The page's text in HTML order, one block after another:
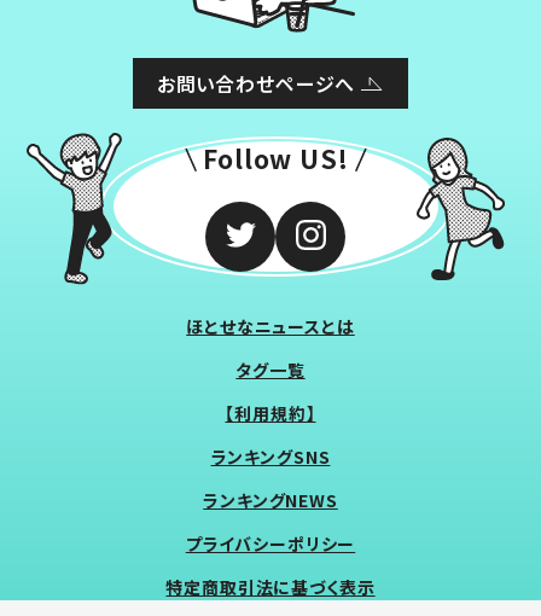
お問い合わせページへ
Follow US!
ほとせなニュースとは
タグ一覧
【利用規約】
ランキングSNS
ランキングNEWS
プライバシーポリシー
特定商取引法に基づく表示